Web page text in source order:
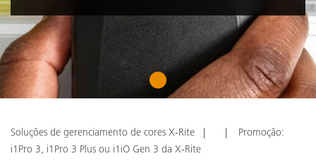
1
Soluções de gerenciamento de cores X-Rite
Promoção:
i1Pro 3, i1Pro 3 Plus ou i1iO Gen 3 da X-Rite